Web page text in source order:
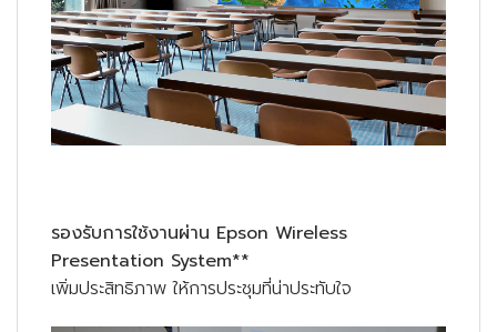
รองรับการใช้งานผ่าน Epson Wireless
Presentation System**
เพิ่มประสิทธิภาพ ให้การประชุมที่น่าประทับใจ